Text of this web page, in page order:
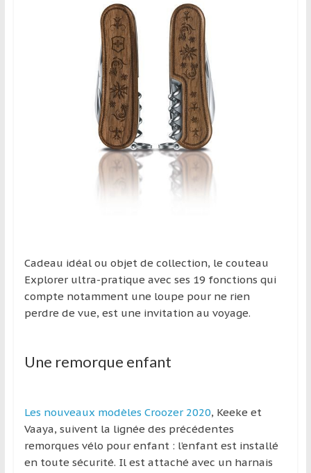
Cadeau idéal ou objet de collection, le couteau
Explorer ultra-pratique avec ses 19 fonctions qui
compte notamment une loupe pour ne rien
perdre de vue, est une invitation au voyage.
Une remorque enfant
Les nouveaux modèles Croozer 2020, Keeke et
Vaaya, suivent la lignée des précédentes
remorques vélo pour enfant : l’enfant est installé
en toute sécurité. Il est attaché avec un harnais